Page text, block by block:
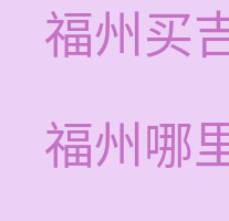
福州买
福州哪